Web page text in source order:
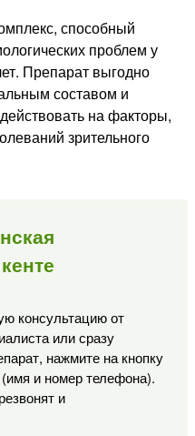
способный
проблем у
Препарат выгодно
составом и
на факторы,
зрительного
консультацию от
или сразу
нажмите на кнопку
и номер телефона).
и